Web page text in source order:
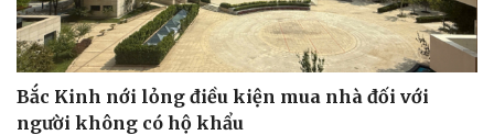
Bắc Kinh nới lỏng điều kiện mua nhà đối với
người không có hộ khẩu